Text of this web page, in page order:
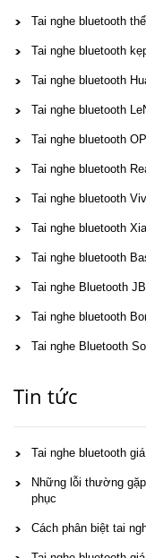
Tai nghe bluetooth
Tai nghe bluetooth
Tai nghe bluetooth
Tai nghe bluetooth
Tai nghe bluetooth
Tai nghe bluetooth
Tai nghe bluetooth
Tai nghe bluetooth
Tai nghe bluetooth
Tai nghe Bluetooth
Tai nghe bluetooth
Tai nghe Bluetooth
Tin tức
Tai nghe bluetooth
Những lỗi thường
phục
Cách phân biệt tai